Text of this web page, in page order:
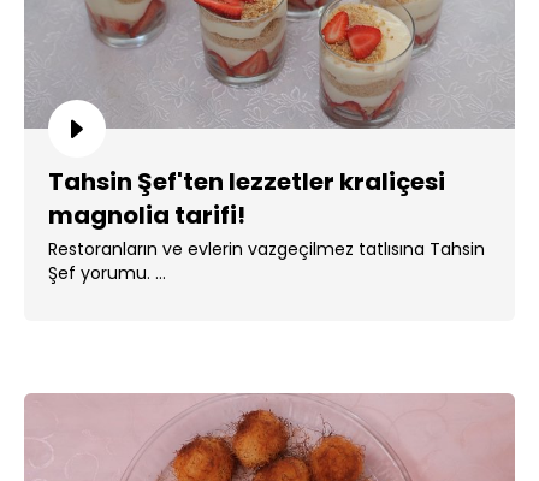
Tahsin Şef'ten lezzetler kraliçesi
magnolia tarifi!
Restoranların ve evlerin vazgeçilmez tatlısına Tahsin
Şef yorumu. ...